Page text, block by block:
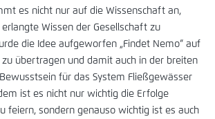
es nicht nur auf die Wissenschaft an,
Wissen der Gesellschaft zu
die Idee aufgeworfen „Findet Nemo“ auf
übertragen und damit auch in der breiten
für das System Fließgewässer
ist es nicht nur wichtig die Erfolge
feiern, sondern genauso wichtig ist es auch